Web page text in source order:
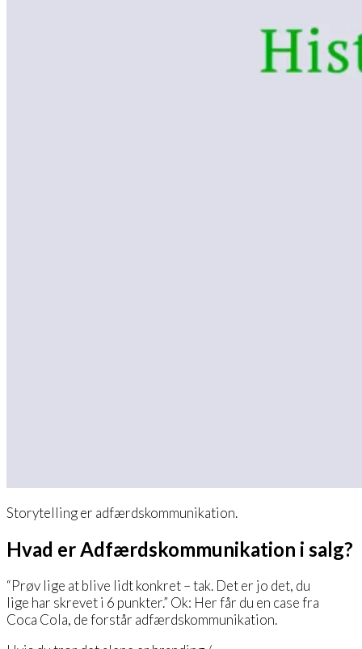
Storytelling er adfærdskommunikation.
Hvad er Adfærdskommunikation i salg?
“Prøv lige at blive lidt konkret – tak. Det er jo det, du
lige har skrevet i 6 punkter.” Ok: Her får du en case fra
Coca Cola, de forstår adfærdskommunikation.